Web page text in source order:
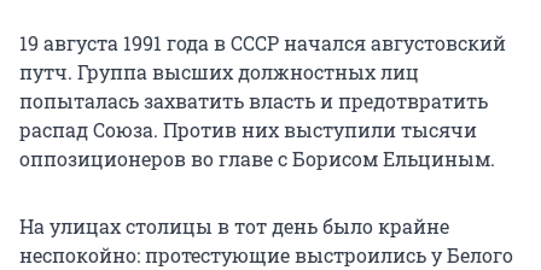
19 августа 1991 года в СССР начался августовский
путч. Группа высших должностных лиц
попыталась захватить власть и предотвратить
распад Союза. Против них выступили тысячи
оппозиционеров во главе с Борисом Ельциным.
На улицах столицы в тот день было крайне
неспокойно: протестующие выстроились у Белого